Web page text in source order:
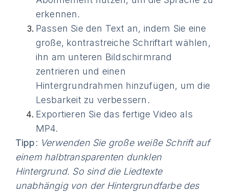
erkennen.
Passen Sie den Text an, indem Sie eine
große, kontrastreiche Schriftart wählen,
ihn am unteren Bildschirmrand
zentrieren und einen
Hintergrundrahmen hinzufügen, um die
Lesbarkeit zu verbessern.
Exportieren Sie das fertige Video als
MP4.
Tipp: Verwenden Sie große weiße Schrift auf
einem halbtransparenten dunklen
Hintergrund. So sind die Liedtexte
unabhängig von der Hintergrundfarbe des